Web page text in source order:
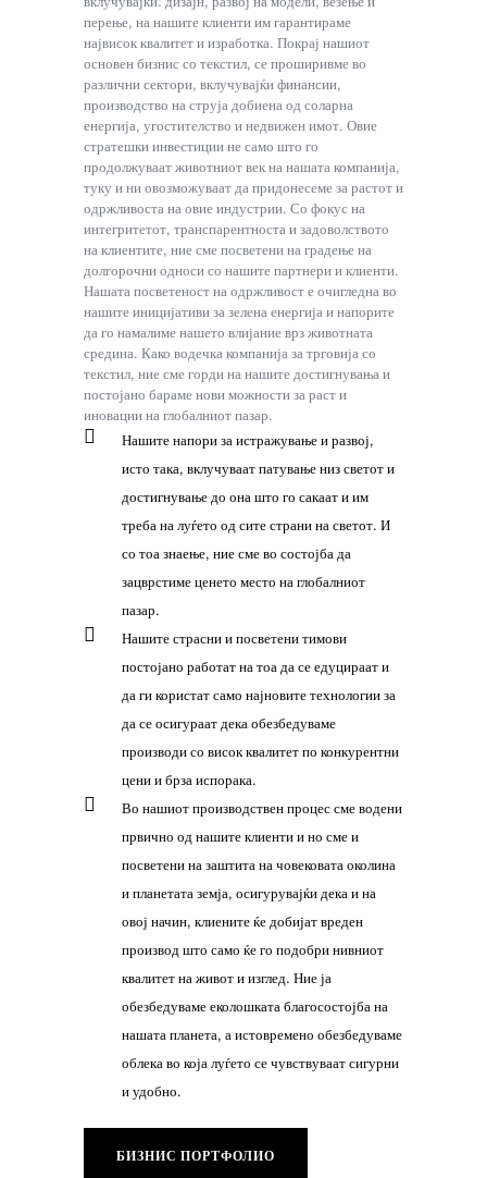
перење, на нашите клиенти им гарантираме
највисок квалитет и изработка. Покрај нашиот
основен бизнис со текстил, се проширивме во
различни сектори, вклучувајќи финансии,
производство на струја добиена од соларна
енергија, угостителство и недвижен имот. Овие
стратешки инвестиции не само што го
продолжуваат животниот век на нашата компанија,
туку и ни овозможуваат да придонесеме за растот и
одржливоста на овие индустрии. Со фокус на
интегритетот, транспарентноста и задоволството
на клиентите, ние сме посветени на градење на
долгорочни односи со нашите партнери и клиенти.
Нашата посветеност на одржливост е очигледна во
нашите иницијативи за зелена енергија и напорите
да го намалиме нашето влијание врз животната
средина. Како водечка компанија за трговија со
текстил, ние сме горди на нашите достигнувања и
постојано бараме нови можности за раст и
иновации на глобалниот пазар.
Нашите напори за истражување и развој,
исто така, вклучуваат патување низ светот и
достигнување до она што го сакаат и им
треба на луѓето од сите страни на светот. И
со тоа знаење, ние сме во состојба да
зацврстиме ценето место на глобалниот
пазар.
Нашите страсни и посветени тимови
постојано работат на тоа да се едуцираат и
да ги користат само најновите технологии за
да се осигураат дека обезбедуваме
производи со висок квалитет по конкурентни
цени и брза испорака.
Во нашиот производствен процес сме водени
првично од нашите клиенти и но сме и
посветени на заштита на човековата околина
и планетата земја, осигурувајќи дека и на
овој начин, клиените ќе добијат вреден
производ што само ќе го подобри нивниот
квалитет на живот и изглед. Ние ја
обезбедуваме еколошката благосостојба на
нашата планета, а истовремено обезбедуваме
облека во која луѓето се чувствуваат сигурни
и удобно.
БИЗНИС ПОРТФОЛИО